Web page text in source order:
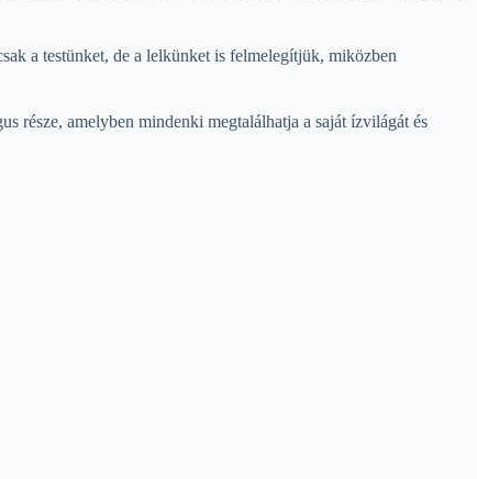
a testünket, de a lelkünket is felmelegítjük, miközben
része, amelyben mindenki megtalálhatja a saját ízvilágát és